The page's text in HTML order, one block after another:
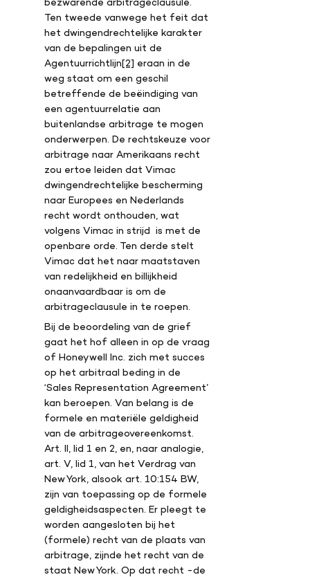
Ten tweede vanwege het feit dat
het dwingendrechtelijke karakter
van de bepalingen uit de
Agentuurrichtlijn[2] eraan in de
weg staat om een geschil
betreffende de beëindiging van
een agentuurrelatie aan
buitenlandse arbitrage te mogen
onderwerpen. De rechtskeuze voor
arbitrage naar Amerikaans recht
zou ertoe leiden dat Vimac
dwingendrechtelijke bescherming
naar Europees en Nederlands
recht wordt onthouden, wat
volgens Vimac in strijd is met de
openbare orde. Ten derde stelt
Vimac dat het naar maatstaven
van redelijkheid en billijkheid
onaanvaardbaar is om de
arbitrageclausule in te roepen.
Bij de beoordeling van de grief
gaat het hof alleen in op de vraag
of Honeywell Inc. zich met succes
op het arbitraal beding in de
‘Sales Representation Agreement’
kan beroepen. Van belang is de
formele en materiële geldigheid
van de arbitrageovereenkomst.
Art. II, lid 1 en 2, en, naar analogie,
art. V, lid 1, van het Verdrag van
New York, alsook art. 10:154 BW,
zijn van toepassing op de formele
geldigheidsaspecten. Er pleegt te
worden aangesloten bij het
(formele) recht van de plaats van
arbitrage, zijnde het recht van de
staat New York. Op dat recht -de